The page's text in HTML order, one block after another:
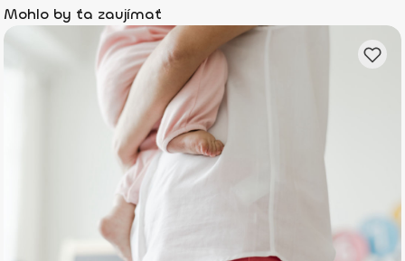
Mohlo by ťa zaujímať